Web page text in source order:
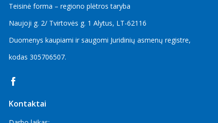
Teisinė forma – regiono plėtros taryba
Naujoji g. 2/ Tvirtovės g. 1 Alytus, LT-62116
Duomenys kaupiami ir saugomi Juridinių asmenų registre,
kodas 305706507.
Kontaktai